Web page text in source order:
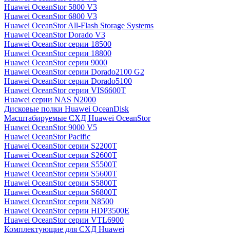
Huawei OceanStor 5800 V3
Huawei OceanStor 6800 V3
Huawei OceanStor All-Flash Storage Systems
Huawei OceanStor Dorado V3
Huawei OceanStor серии 18500
Huawei OceanStor серии 18800
Huawei OceanStor серии 9000
Huawei OceanStor серии Dorado2100 G2
Huawei OceanStor серии Dorado5100
Huawei OceanStor серии VIS6600T
Huawei серии NAS N2000
Дисковые полки Huawei OceanDisk
Масштабируемые СХД Huawei OceanStor
Huawei OceanStor 9000 V5
Huawei OceanStor Pacific
Huawei OceanStor серии S2200T
Huawei OceanStor серии S2600T
Huawei OceanStor серии S5500T
Huawei OceanStor серии S5600T
Huawei OceanStor серии S5800T
Huawei OceanStor серии S6800T
Huawei OceanStor серии N8500
Huawei OceanStor серии HDP3500E
Huawei OceanStor серии VTL6900
Комплектующие для СХД Huawei